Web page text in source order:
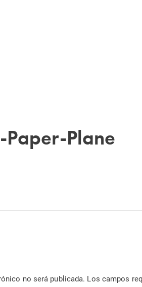
Plane
no será publicada. Los campos